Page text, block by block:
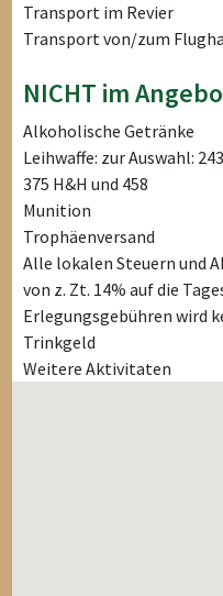
Transport im Revier
Transport von/zum
NICHT im
Alkoholische Getränke
Leihwaffe: zur Auswahl:
375 H&H und 458
Munition
Trophäenversand
Alle lokalen Steuern und
von z. Zt. 14% auf die
Erlegungsgebühren wird
Trinkgeld
Weitere Aktivitaten